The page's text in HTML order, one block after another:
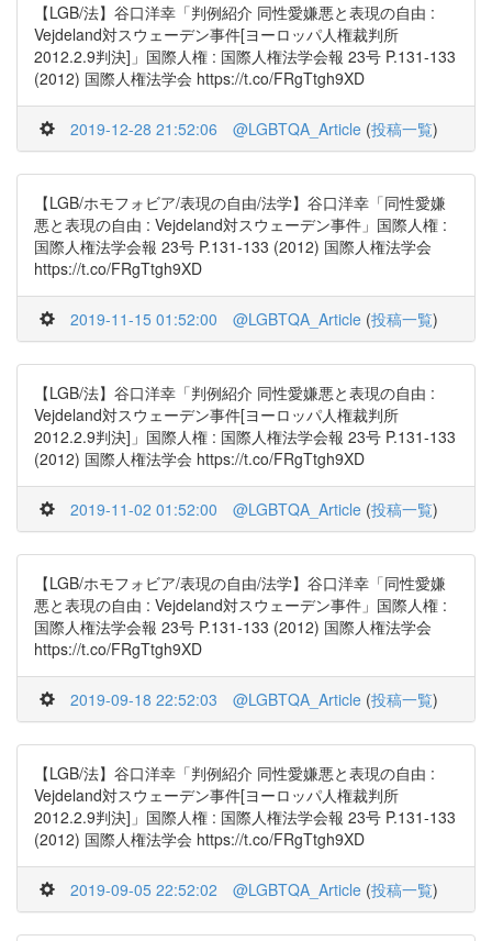
【LGB/法】谷口洋幸「判例紹介 同性愛嫌悪と表現の自由 :
Vejdeland対スウェーデン事件[ヨーロッパ人権裁判所
2012.2.9判決]」国際人権 : 国際人権法学会報 23号 P.131-133
(2012) 国際人権法学会 https://t.co/FRgTtgh9XD
2019-12-28 21:52:06 @LGBTQA_Article (投稿一覧)
【LGB/ホモフォビア/表現の自由/法学】谷口洋幸「同性愛嫌
悪と表現の自由 : Vejdeland対スウェーデン事件」国際人権 :
国際人権法学会報 23号 P.131-133 (2012) 国際人権法学会
https://t.co/FRgTtgh9XD
2019-11-15 01:52:00 @LGBTQA_Article (投稿一覧)
【LGB/法】谷口洋幸「判例紹介 同性愛嫌悪と表現の自由 :
Vejdeland対スウェーデン事件[ヨーロッパ人権裁判所
2012.2.9判決]」国際人権 : 国際人権法学会報 23号 P.131-133
(2012) 国際人権法学会 https://t.co/FRgTtgh9XD
2019-11-02 01:52:00 @LGBTQA_Article (投稿一覧)
【LGB/ホモフォビア/表現の自由/法学】谷口洋幸「同性愛嫌
悪と表現の自由 : Vejdeland対スウェーデン事件」国際人権 :
国際人権法学会報 23号 P.131-133 (2012) 国際人権法学会
https://t.co/FRgTtgh9XD
2019-09-18 22:52:03 @LGBTQA_Article (投稿一覧)
【LGB/法】谷口洋幸「判例紹介 同性愛嫌悪と表現の自由 :
Vejdeland対スウェーデン事件[ヨーロッパ人権裁判所
2012.2.9判決]」国際人権 : 国際人権法学会報 23号 P.131-133
(2012) 国際人権法学会 https://t.co/FRgTtgh9XD
2019-09-05 22:52:02 @LGBTQA_Article (投稿一覧)